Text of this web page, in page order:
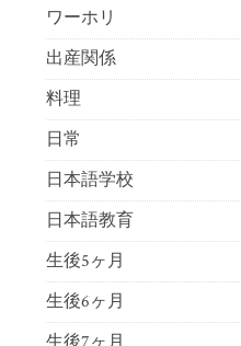
ワーホリ
出産関係
料理
日常
日本語学校
日本語教育
生後5ヶ月
生後6ヶ月